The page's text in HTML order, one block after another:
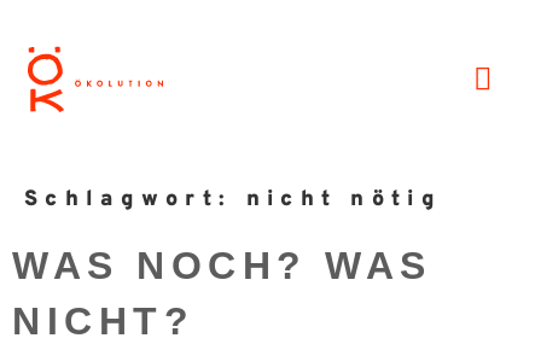
Schlagwort: nicht nötig
WAS NOCH? WAS
NICHT?